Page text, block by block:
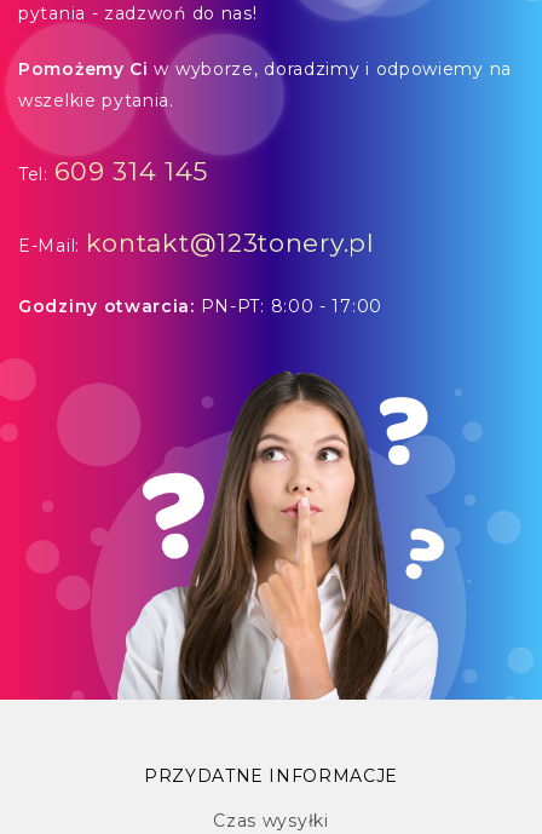
pytania - zadzwoń do nas!
Pomożemy Ci w wyborze, doradzimy i odpowiemy na
wszelkie pytania.
Tel: 609 314 145
E-Mail: kontakt@123tonery.pl
Godziny otwarcia: PN-PT: 8:00 - 17:00
PRZYDATNE INFORMACJE
Czas wysyłki